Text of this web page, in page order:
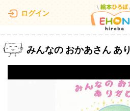
ログイン
みんなの おかあさん あ